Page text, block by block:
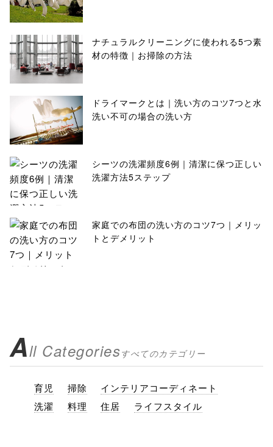
ナチュラルクリーニングに使われる5つ素
材の特徴｜お掃除の方法
ドライマークとは｜洗い方のコツ7つと水
洗い不可の場合の洗い方
シーツの洗濯頻度6例｜清潔に保つ正しい
洗濯方法5ステップ
家庭での布団の洗い方のコツ7つ｜メリッ
トとデメリット
All Categoriesすべてのカテゴリー
育児 掃除
インテリアコーディネート
洗濯
料理 住居 ライフスタイル